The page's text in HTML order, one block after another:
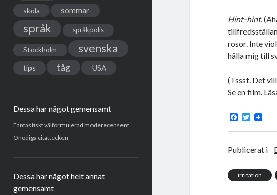
skola sommar
språk språkpolis
Stockholm svenska
tips tåg USA
Dessa har något gemensamt
Fantastiskt välformulerad moderecensent
Onödiga citattecken
Dessa har något helt annat
gemensamt
Hint-hint.
rosor. Inte
hålla mig till
(Tssst. Det
Se en film.
F
c
b
k
T
i
t
Publicerat i
irritation